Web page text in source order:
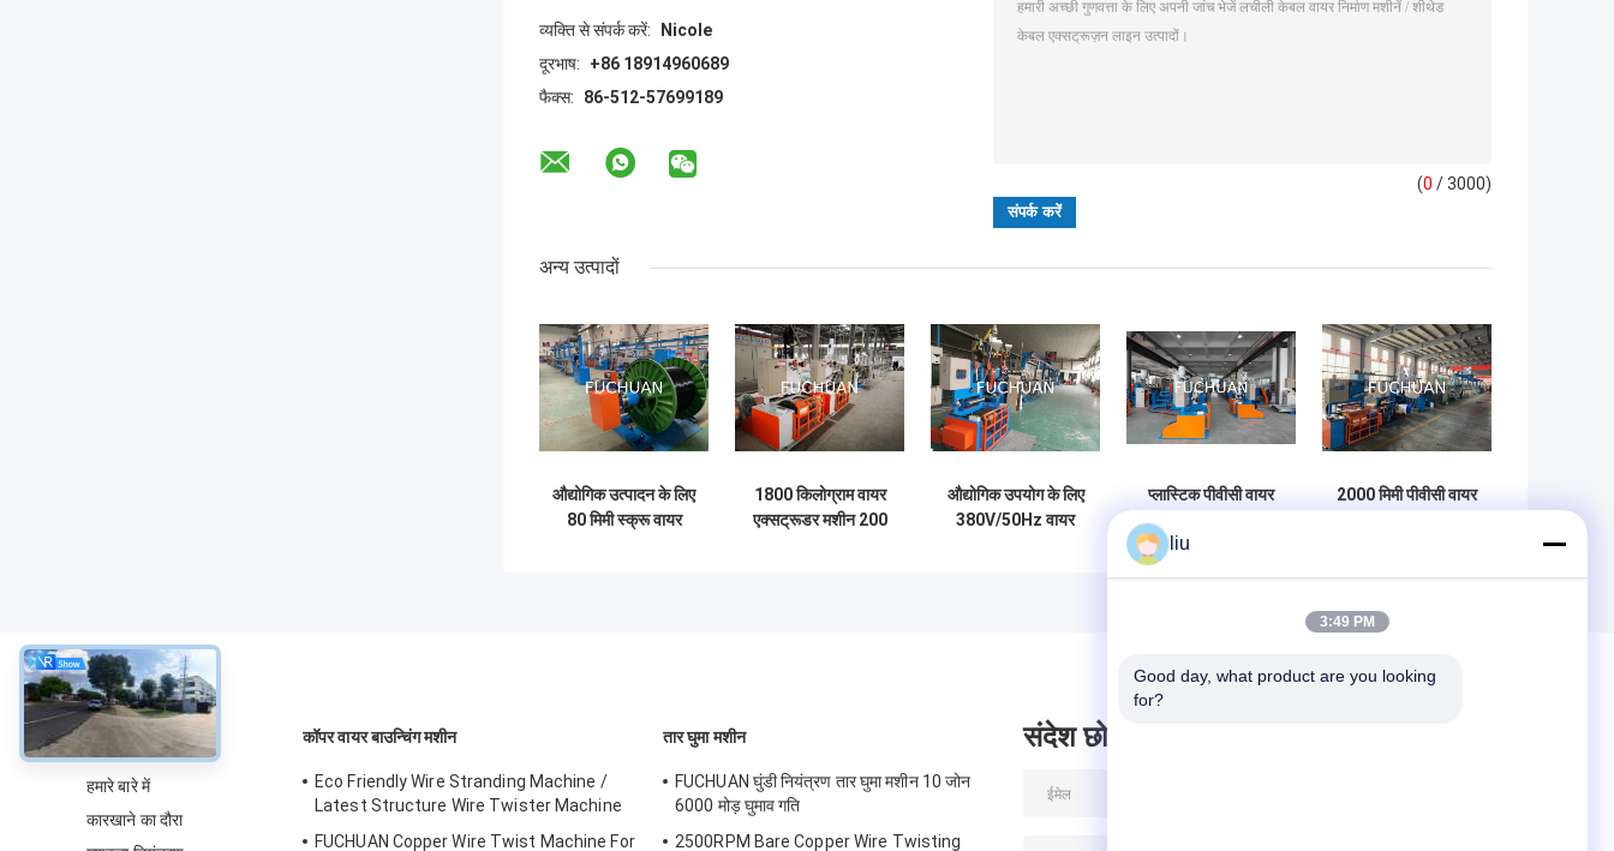
व्यक्ति से संपर्क करें:
Nicole
दूरभाष:
+86 18914960689
फैक्स:
86-512-57699189
(0 / 3000)
अन्य उत्पादों
औद्योगिक उत्पादन के लिए
80 मिमी स्क्रू वायर
1800 किलोग्राम वायर
एक्सट्रूडर मशीन 200
औद्योगिक उपयोग के लिए
380V/50Hz वायर
प्लास्टिक पीवीसी वायर
1000m/Min के साथ
Φ80mm पेंच व्यास
2000 मिमी पीवीसी वायर
के बारे में
हमारे बारे में
कारखाने का दौरा
कॉपर वायर बाउन्चिंग मशीन
Eco Friendly Wire Stranding Machine /
Latest Structure Wire Twister Machine
FUCHUAN Copper Wire Twist Machine For
तार घुमा मशीन
FUCHUAN घुंडी नियंत्रण तार घुमा मशीन 10 जोन
6000 मोड़ घुमाव गति
2500RPM Bare Copper Wire Twisting
संदेश छोड़ दो
liu
3:49 PM
Good day, what product are you looking
for?